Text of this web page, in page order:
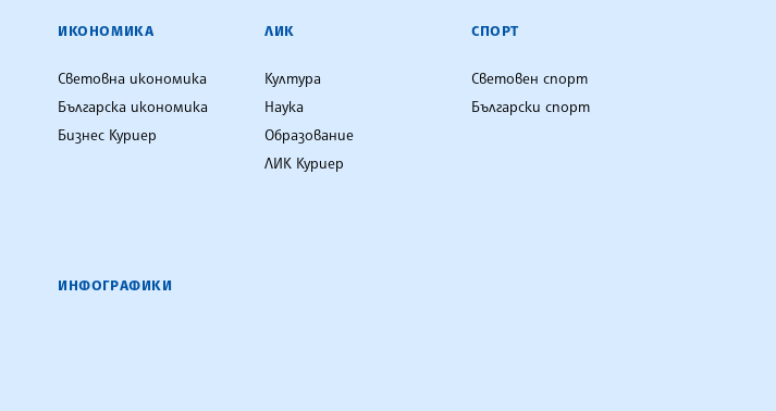
ИКОНОМИКА
Световна икономика
Българска икономика
Бизнес Куриер
ЛИК
Култура
Наука
Образование
ЛИК Куриер
СПОРТ
Световен спорт
Български спорт
ИНФОГРАФИКИ